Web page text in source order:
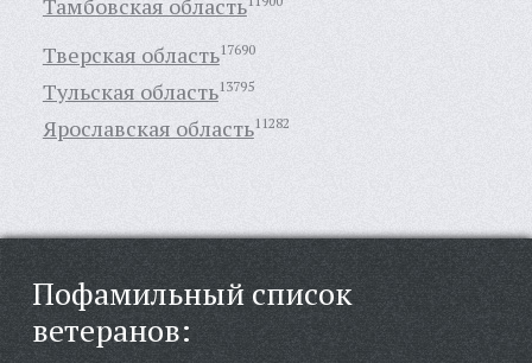
Тамбовская область
Тверская область17690
Тульская область13795
Ярославская область11282
Пофамильный список
ветеранов: